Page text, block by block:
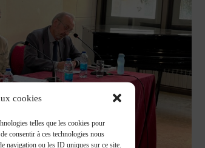
cookies
telles que les cookies pour
consentir à ces technologies nous
navigation ou les ID uniques sur ce site.